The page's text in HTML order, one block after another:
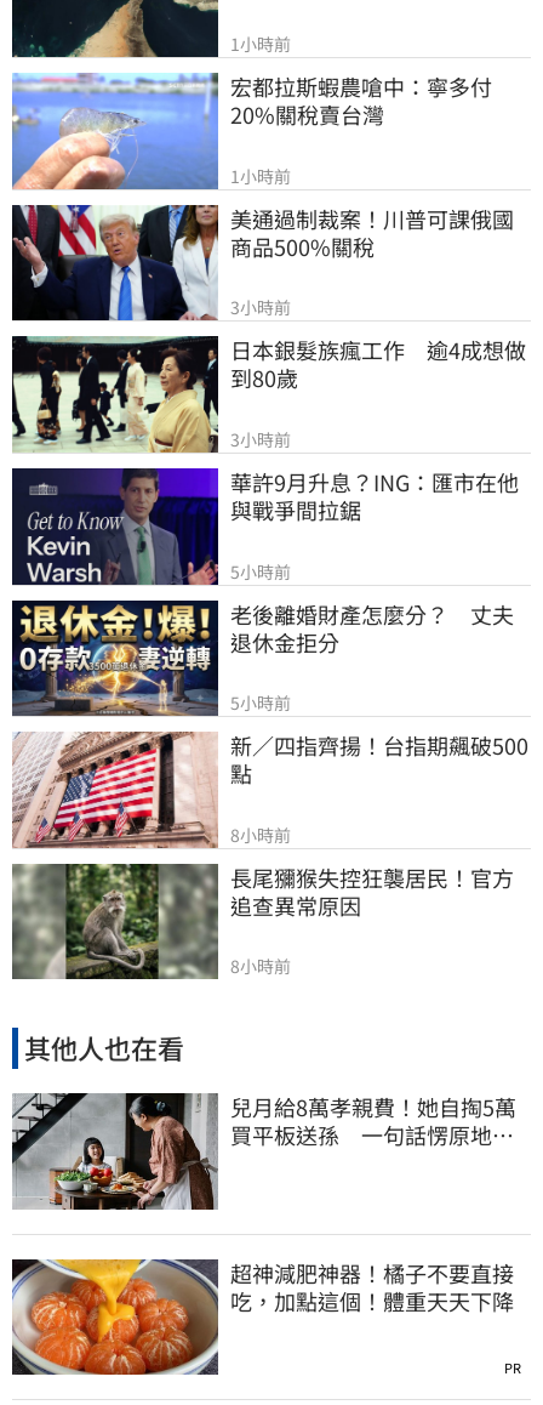
1小時前
宏都拉斯蝦農嗆中：寧多付
20%關稅賣台灣
1小時前
美通過制裁案！川普可課俄國
商品500%關稅
3小時前
日本銀髮族瘋工作　逾4成想做
到80歲
3小時前
華許9月升息？ING：匯市在他
與戰爭間拉鋸
5小時前
老後離婚財產怎麼分？　丈夫
退休金拒分
5小時前
新／四指齊揚！台指期飆破500
點
8小時前
長尾獼猴失控狂襲居民！官方
追查異常原因
8小時前
其他人也在看
兒月給8萬孝親費！她自掏5萬
買平板送孫 一句話愣原地
超神減肥神器！橘子不要直接
吃，加點這個！體重天天下降
PR